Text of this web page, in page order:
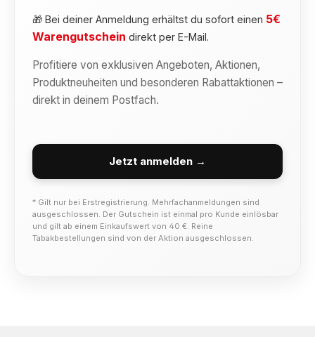
🎁 Bei deiner Anmeldung erhältst du sofort einen 5€
Warengutschein direkt per E-Mail.
Profitiere von exklusiven Angeboten, Aktionen,
Produktneuheiten und besonderen Rabattaktionen –
direkt in deinem Postfach.
Jetzt anmelden →
* Gilt nur bei Erstregistrierung. Mehrfachanmeldungen sind
ausgeschlossen. Der Gutschein ist einmal pro Kunde einlösbar
und gilt ab einem Einkaufswert von 40 €. Reine
Tabakbestellungen sind von der Aktion ausgeschlossen.